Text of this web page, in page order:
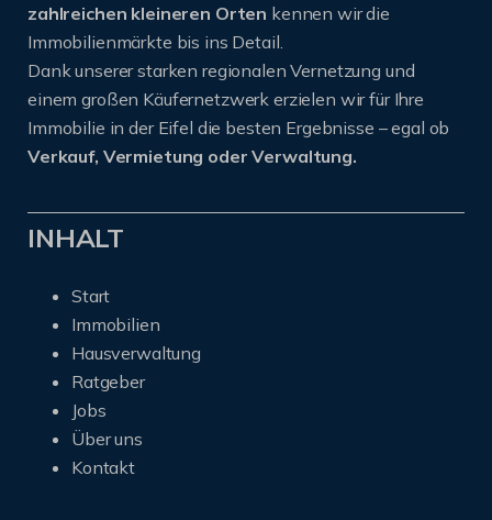
zahlreichen kleineren Orten kennen wir die
Immobilienmärkte bis ins Detail.
Dank unserer starken regionalen Vernetzung und
einem großen Käufernetzwerk erzielen wir für Ihre
Immobilie in der Eifel die besten Ergebnisse – egal ob
Verkauf, Vermietung oder Verwaltung.
INHALT
Start
Immobilien
Hausverwaltung
Ratgeber
Jobs
Über uns
Kontakt